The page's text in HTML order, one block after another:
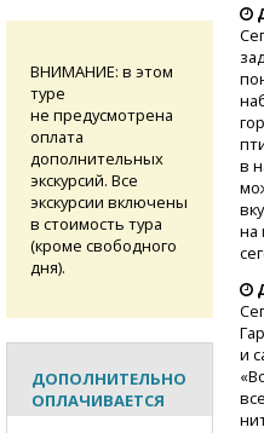
в
на
и
ВНИМАНИЕ: в этом
туре
не предусмотрена
оплата
дополнительных
экскурсий. Все
экскурсии включены
в стоимость тура
(кроме свободного
дня).
ДОПОЛНИТЕЛЬНО
ОПЛАЧИВАЕТСЯ